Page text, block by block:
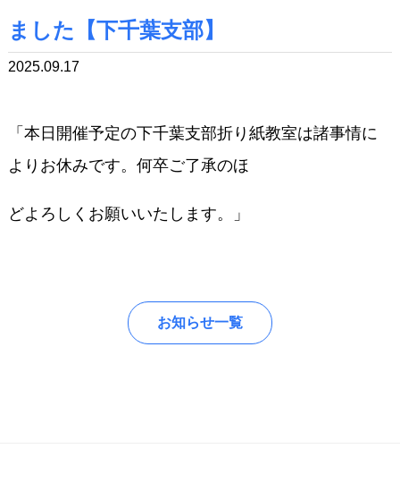
ました【下千葉支部】
2025.09.17
「本日開催予定の下千葉支部折り紙教室は諸事情に
よりお休みです。何卒ご了承のほ
どよろしくお願いいたします。」
お知らせ一覧